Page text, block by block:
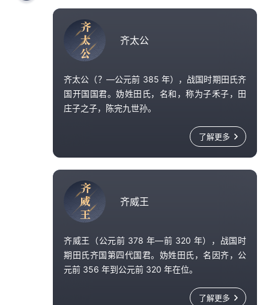
齐
太
公
齐太公
齐太公（？—公元前 385 年），战国时期田氏齐
国开国国君。妫姓田氏，名和，称为子禾子，田
庄子之子，陈完九世孙。
公元前 391 年，田和自立为齐君，放逐齐康公于
公元前 386 年，田和被周安王册封为诸侯，姜姓
齐国为田氏取代。田和正式称侯，仍沿用齐国名
号，世称田齐，以示别于姜姓齐国，史称「田氏
代齐」。
了解更多
齐
威
王
齐威王
齐威王（公元前 378 年—前 320 年），战国时
期田氏齐国第四代国君。妫姓田氏，名因齐，公
元前 356 年到公元前 320 年在位。
齐威王原为侯，公元前 334 年，魏惠王和齐威王
了解更多